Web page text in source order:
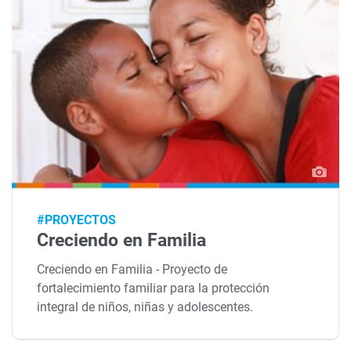
#PROYECTOS
Creciendo en Familia
Creciendo en Familia - Proyecto de
fortalecimiento familiar para la protección
integral de niños, niñas y adolescentes.